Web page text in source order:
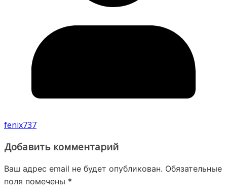
fenix737
Добавить комментарий
Ваш адрес email не будет опубликован. Обязательные
поля помечены *